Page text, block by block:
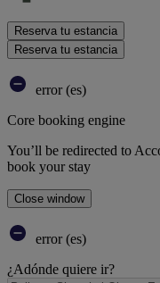
Reserva tu estancia
Reserva tu estancia
error (es)
Core booking engine
You’ll be redirected to
book your stay
Close window
error (es)
¿Adónde quiere ir?